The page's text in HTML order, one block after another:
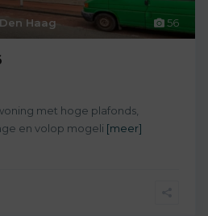
56
Den Haag
met hoge plafonds,
en volop mogeli [meer]